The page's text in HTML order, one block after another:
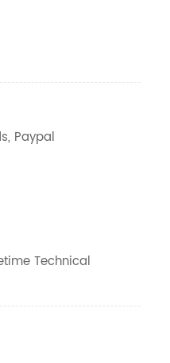
Paypal
Technical